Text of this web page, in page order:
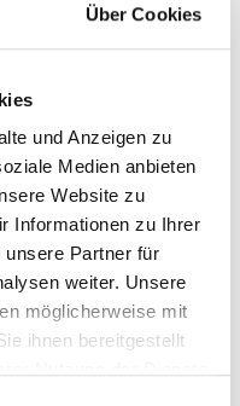
Über Cookies
und Anzeigen zu
Medien anbieten
Website zu
Informationen zu Ihrer
unsere Partner für
weiter. Unsere
möglicherweise mit
ihnen bereitgestellt
Wohnung mit
Hochzoll